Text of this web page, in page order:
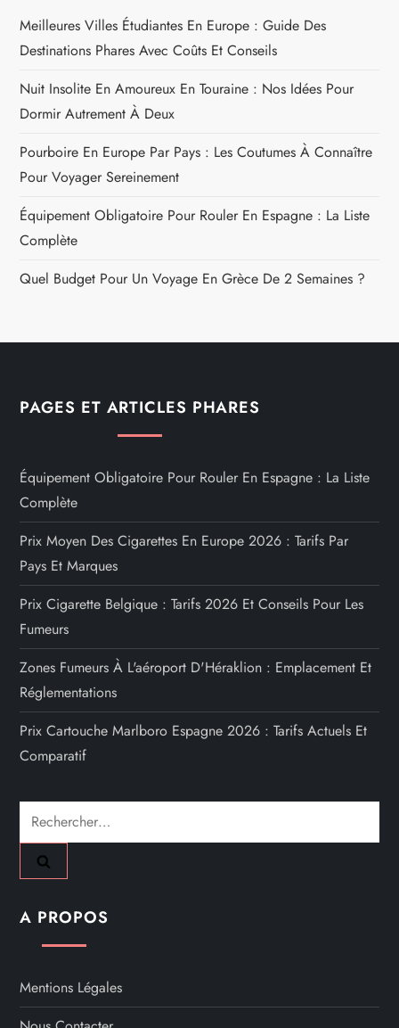
Meilleures Villes Étudiantes En Europe : Guide Des
Destinations Phares Avec Coûts Et Conseils
Nuit Insolite En Amoureux En Touraine : Nos Idées Pour
Dormir Autrement À Deux
Pourboire En Europe Par Pays : Les Coutumes À Connaître
Pour Voyager Sereinement
Équipement Obligatoire Pour Rouler En Espagne : La Liste
Complète
Quel Budget Pour Un Voyage En Grèce De 2 Semaines ?
PAGES ET ARTICLES PHARES
Équipement Obligatoire Pour Rouler En Espagne : La Liste
Complète
Prix Moyen Des Cigarettes En Europe 2026 : Tarifs Par
Pays Et Marques
Prix Cigarette Belgique : Tarifs 2026 Et Conseils Pour Les
Fumeurs
Zones Fumeurs À L'aéroport D'Héraklion : Emplacement Et
Réglementations
Prix Cartouche Marlboro Espagne 2026 : Tarifs Actuels Et
Comparatif
Rechercher :
A PROPOS
Mentions Légales